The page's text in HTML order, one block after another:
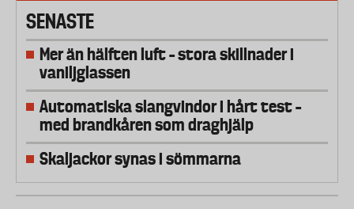
SENASTE
Mer än hälften luft – stora skillnader i
vaniljglassen
Automatiska slangvindor i hårt test –
med brandkåren som draghjälp
Skaljackor synas i sömmarna